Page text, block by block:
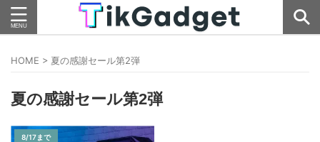
HOME > 夏の感謝セール第2弾
夏の感謝セール第2弾
8/17まで